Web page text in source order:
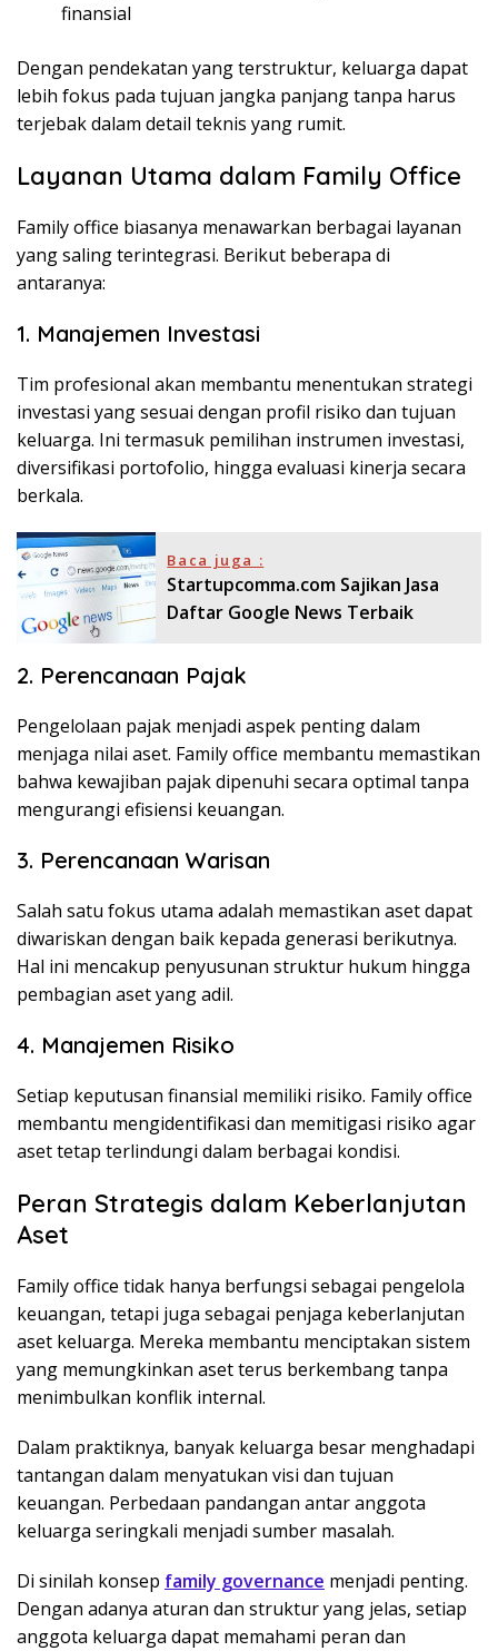
finansial
Dengan pendekatan yang terstruktur, keluarga dapat
lebih fokus pada tujuan jangka panjang tanpa harus
terjebak dalam detail teknis yang rumit.
Layanan Utama dalam Family Office
Family office biasanya menawarkan berbagai layanan
yang saling terintegrasi. Berikut beberapa di
antaranya:
1. Manajemen Investasi
Tim profesional akan membantu menentukan strategi
investasi yang sesuai dengan profil risiko dan tujuan
keluarga. Ini termasuk pemilihan instrumen investasi,
diversifikasi portofolio, hingga evaluasi kinerja secara
berkala.
Baca juga :
Startupcomma.com Sajikan Jasa
Daftar Google News Terbaik
2. Perencanaan Pajak
Pengelolaan pajak menjadi aspek penting dalam
menjaga nilai aset. Family office membantu memastikan
bahwa kewajiban pajak dipenuhi secara optimal tanpa
mengurangi efisiensi keuangan.
3. Perencanaan Warisan
Salah satu fokus utama adalah memastikan aset dapat
diwariskan dengan baik kepada generasi berikutnya.
Hal ini mencakup penyusunan struktur hukum hingga
pembagian aset yang adil.
4. Manajemen Risiko
Setiap keputusan finansial memiliki risiko. Family office
membantu mengidentifikasi dan memitigasi risiko agar
aset tetap terlindungi dalam berbagai kondisi.
Peran Strategis dalam Keberlanjutan
Aset
Family office tidak hanya berfungsi sebagai pengelola
keuangan, tetapi juga sebagai penjaga keberlanjutan
aset keluarga. Mereka membantu menciptakan sistem
yang memungkinkan aset terus berkembang tanpa
menimbulkan konflik internal.
Dalam praktiknya, banyak keluarga besar menghadapi
tantangan dalam menyatukan visi dan tujuan
keuangan. Perbedaan pandangan antar anggota
keluarga seringkali menjadi sumber masalah.
Di sinilah konsep family governance menjadi penting.
Dengan adanya aturan dan struktur yang jelas, setiap
anggota keluarga dapat memahami peran dan